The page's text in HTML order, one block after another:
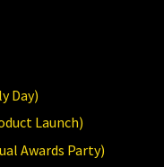
Day)
Launch)
Awards Party)